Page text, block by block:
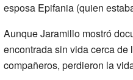
esposa Epifania (quien
Aunque Jaramillo mostró
encontrada sin vida cerca
compañeros, perdieron la